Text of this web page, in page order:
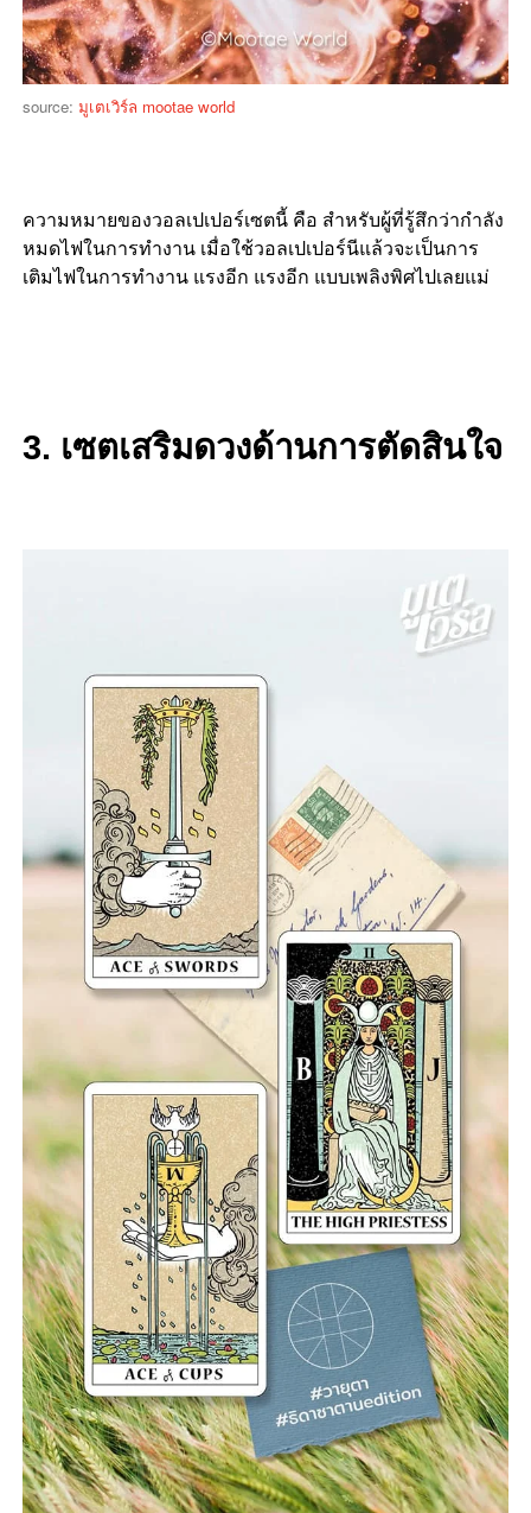
source: มูเตเวิร์ล mootae world
ความหมายของวอลเปเปอร์เซตนี้ คือ สำหรับผู้ที่รู้สึกว่ากำลัง
หมดไฟในการทำงาน เมื่อใช้วอลเปเปอร์นีแล้วจะเป็นการ
เติมไฟในการทำงาน แรงอีก แรงอีก แบบเพลิงพิศไปเลยแม่
3. เซตเสริมดวงด้านการตัดสินใจ